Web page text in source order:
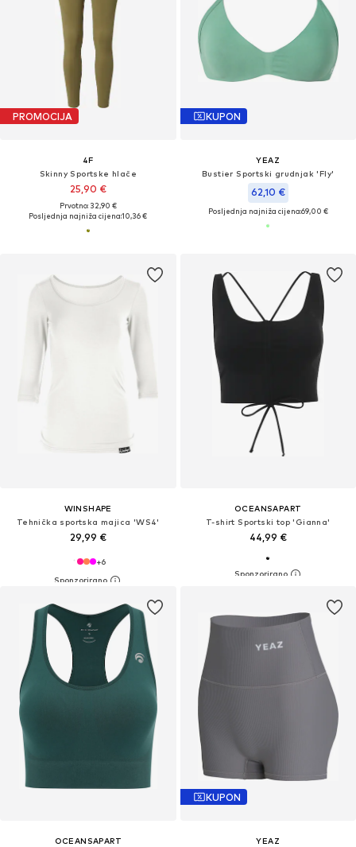
PROMOCIJA
4F
Skinny Sportske hlače
25,90 €
Prvotno: 32,90 €
Posljednja najniža cijena:10,36 €
KUPON
YEAZ
Bustier Sportski grudnjak 'Fly'
62,10 €
Posljednja najniža cijena:69,00 €
WINSHAPE
Tehnička sportska majica 'WS4'
29,99 €
+6
OCEANSAPART
T-shirt Sportski top 'Gianna'
44,99 €
OCEANSAPART
KUPON
YEAZ